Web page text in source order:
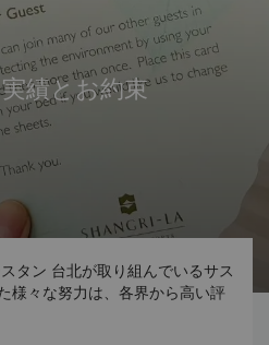
績とお約束
タン 台北が取り組んでいるサス
様々な努力は、各界から高い評